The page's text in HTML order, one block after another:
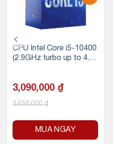
CPU Intel Core i5-10400
(2.9GHz turbo up to 4.3
et Intel LGA 1200
3,090,000 ₫
3,650,000₫
MUA NGAY